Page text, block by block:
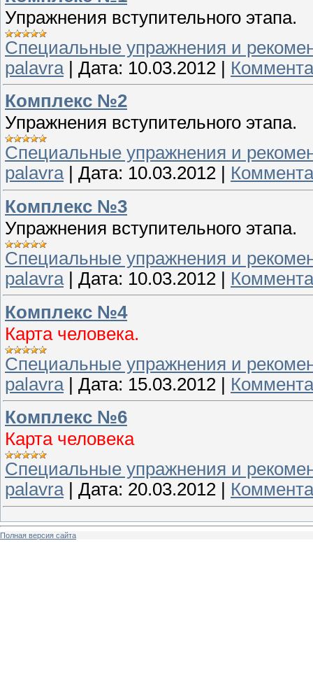
Упражнения вступительного этапа.
Специальные упражнения и
palavra| Дата: 10.03.2012
Комплекс №2
Упражнения вступительного этапа.
Специальные упражнения и
palavra| Дата: 10.03.2012
Комплекс №3
Упражнения вступительного этапа.
Специальные упражнения и
palavra| Дата: 10.03.2012
Комплекс №4
Карта человека.
Специальные упражнения и
palavra| Дата: 15.03.2012 |
Комплекс №6
Карта человека
Специальные упражнения и
palavra| Дата: 20.03.2012
Полная версия сайта